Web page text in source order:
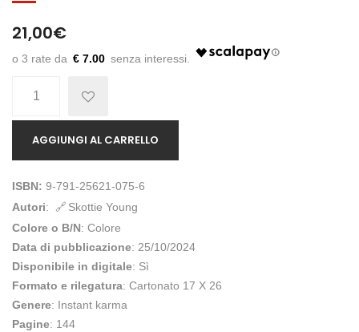
21,00€
€ 7.00
AGGIUNGI AL CARRELLO
ISBN: 9-791-25621-075-6
Autori:
Skottie Young
Colore o B/N: Colore
Data di pubblicazione: 25/10/2024
Disponibile in digitale: Sì
Formato e rilegatura: Cartonato 17 X 26
Genere: Instant karma
Pagine: 144